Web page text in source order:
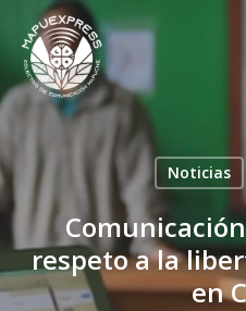
Skip
main
content
Noticias
respeto a la
en